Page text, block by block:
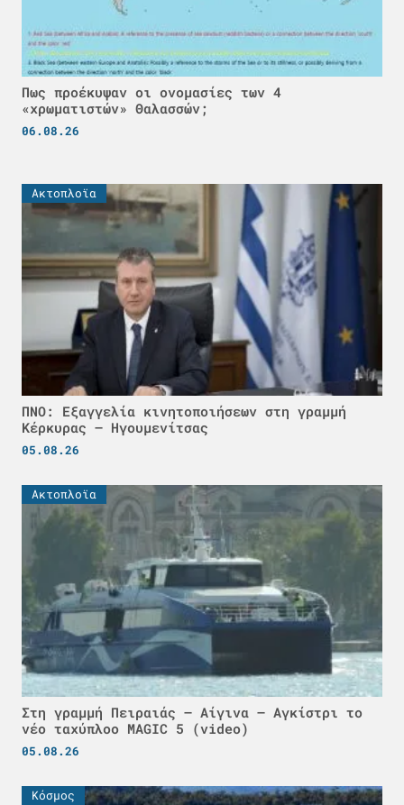
Πως προέκυψαν οι ονομασίες των 4
«χρωματιστών» Θαλασσών;
06.08.26
Ακτοπλοϊα
ΠΝΟ: Εξαγγελία κινητοποιήσεων στη γραμμή
Κέρκυρας – Ηγουμενίτσας
05.08.26
Ακτοπλοϊα
Στη γραμμή Πειραιάς – Αίγινα – Αγκίστρι το
νέο ταχύπλοο MAGIC 5 (video)
05.08.26
Κόσμος